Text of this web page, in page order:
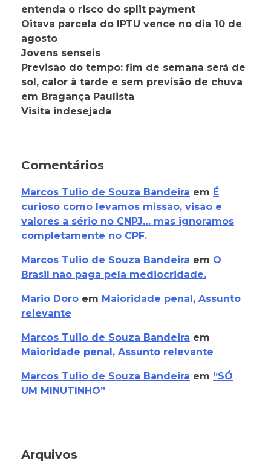
entenda o risco do split payment
Oitava parcela do IPTU vence no dia 10 de
agosto
Jovens senseis
Previsão do tempo: fim de semana será de
sol, calor à tarde e sem previsão de chuva
em Bragança Paulista
Visita indesejada
Comentários
Marcos Tulio de Souza Bandeira em É
curioso como levamos missão, visão e
valores a sério no CNPJ… mas ignoramos
completamente no CPF.
Marcos Tulio de Souza Bandeira em O
Brasil não paga pela mediocridade.
Mario Doro em Maioridade penal, Assunto
relevante
Marcos Tulio de Souza Bandeira em
Maioridade penal, Assunto relevante
Marcos Tulio de Souza Bandeira em “SÓ
UM MINUTINHO”
Arquivos